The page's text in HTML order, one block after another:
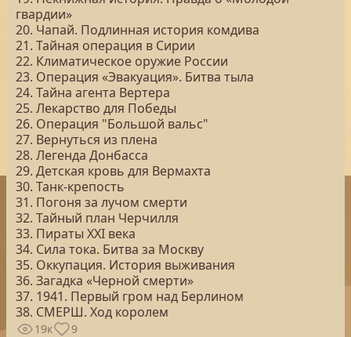
гвардии»
20. Чапай. Подлинная история комдива
21. Тайная операция в Сирии
22. Климатическое оружие России
23. Операция «Эвакуация». Битва тыла
24. Тайна агента Вертера
25. Лекарство для Победы
26. Операция "Большой вальс"
27. Вернуться из плена
28. Легенда Донбасса
29. Детская кровь для Вермахта
30. Танк-крепость
31. Погоня за лучом смерти
32. Тайный план Черчилля
33. Пираты ХХI века
34. Сила тока. Битва за Москву
35. Оккупация. История выживания
36. Загадка «Черной смерти»
37. 1941. Первый гром над Берлином
38. СМЕРШ. Ход королем
19к 9